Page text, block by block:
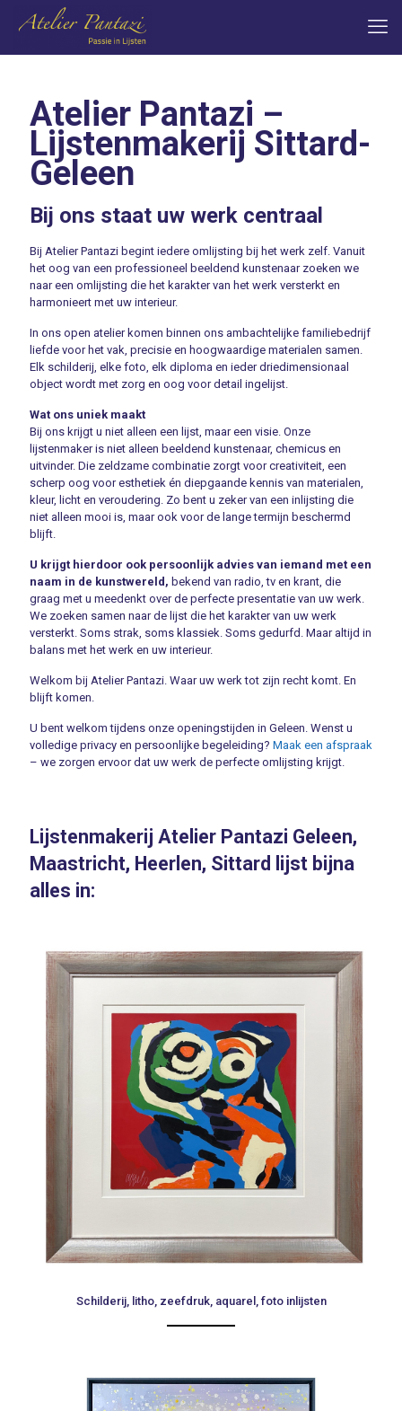
Atelier Pantazi –
Lijstenmakerij Sittard-
Geleen
Bij ons staat uw werk centraal
Bij Atelier Pantazi begint iedere omlijsting bij het werk zelf. Vanuit
het oog van een professioneel beeldend kunstenaar zoeken we
naar een omlijsting die het karakter van het werk versterkt en
harmonieert met uw interieur.
In ons open atelier komen binnen ons ambachtelijke familiebedrijf
liefde voor het vak, precisie en hoogwaardige materialen samen.
Elk schilderij, elke foto, elk diploma en ieder driedimensionaal
object wordt met zorg en oog voor detail ingelijst.
Wat ons uniek maakt
Bij ons krijgt u niet alleen een lijst, maar een visie. Onze
lijstenmaker is niet alleen beeldend kunstenaar, chemicus en
uitvinder. Die zeldzame combinatie zorgt voor creativiteit, een
scherp oog voor esthetiek én diepgaande kennis van materialen,
kleur, licht en veroudering. Zo bent u zeker van een inlijsting die
niet alleen mooi is, maar ook voor de lange termijn beschermd
blijft.
U krijgt hierdoor ook persoonlijk advies van iemand met een
naam in de kunstwereld, bekend van radio, tv en krant, die
graag met u meedenkt over de perfecte presentatie van uw werk.
We zoeken samen naar de lijst die het karakter van uw werk
versterkt. Soms strak, soms klassiek. Soms gedurfd. Maar altijd in
balans met het werk en uw interieur.
Welkom bij Atelier Pantazi. Waar uw werk tot zijn recht komt. En
blijft komen.
U bent welkom tijdens onze openingstijden in Geleen. Wenst u
volledige privacy en persoonlijke begeleiding? Maak een afspraak
– we zorgen ervoor dat uw werk de perfecte omlijsting krijgt.
Lijstenmakerij Atelier Pantazi Geleen,
Maastricht, Heerlen, Sittard lijst bijna
alles in:
Schilderij, litho, zeefdruk, aquarel, foto inlijsten